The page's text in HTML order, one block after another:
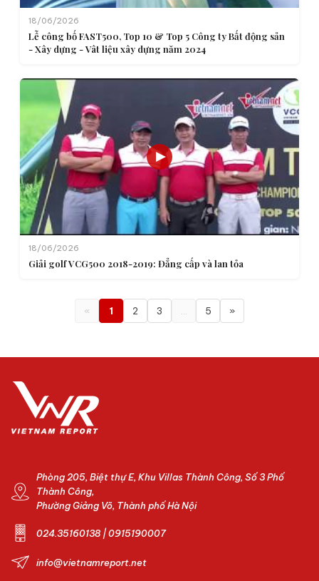
18/06/2026
Lễ công bố FAST500, Top 10 & Top 5 Công ty Bất động sản
- Xây dựng - Vât liệu xây dựng năm 2024
18/06/2026
Giải golf VCG500 2018-2019: Đẳng cấp và lan tỏa
« 1 2 3 5 »
Phòng 205, Biệt thự E, Khu Villas Thành Công, Số 3 Phố
Thành Công,
Phường Giảng Võ, Thành phố Hà Nội
024.35160138 | 0915190007
info@vietnamreport.net